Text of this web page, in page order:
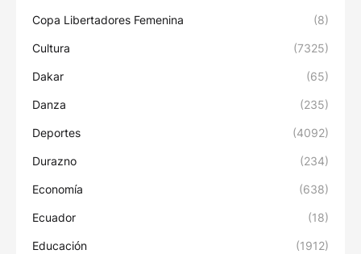
Copa Libertadores Femenina (8)
Cultura (7325)
Dakar (65)
Danza (235)
Deportes (4092)
Durazno (234)
Economía (638)
Ecuador (18)
Educación (1912)